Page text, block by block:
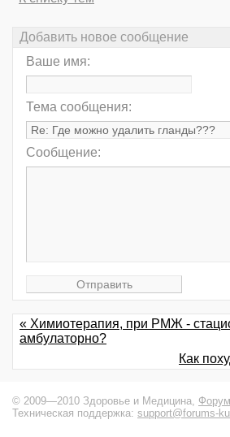
Добавить новое сообщение
Ваше имя:
Тема сообщения:
Сообщение:
« Химиотерапия, при РМЖ -
амбулаторно?
Как
© 2009—2010 Здоровье и Медицина,
Техническая поддержка: support@forums-